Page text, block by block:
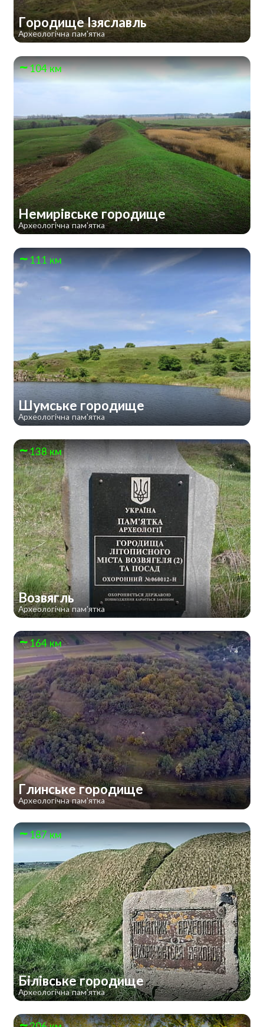
Городище Ізяславль
Археологічна пам'ятка
104 км
Немирівське городище
Археологічна пам'ятка
111 км
Шумське городище
Археологічна пам'ятка
138 км
Возвягль
Археологічна пам'ятка
164 км
Глинське городище
Археологічна пам'ятка
187 км
Білівське городище
Археологічна пам'ятка